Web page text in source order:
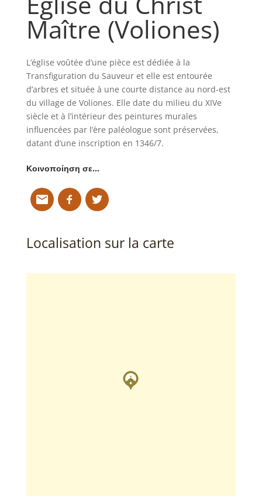
Maître (Voliones)
L’église voûtée d’une pièce est dédiée à la
Transfiguration du Sauveur et elle est entourée
d’arbres et située à une courte distance au nord-est
du village de Voliones. Elle date du milieu du XIVe
siècle et à l’intérieur des peintures murales
influencées par l’ère paléologue sont préservées,
datant d’une inscription en 1346/7.
Κοινοποίηση σε…
Localisation sur la carte